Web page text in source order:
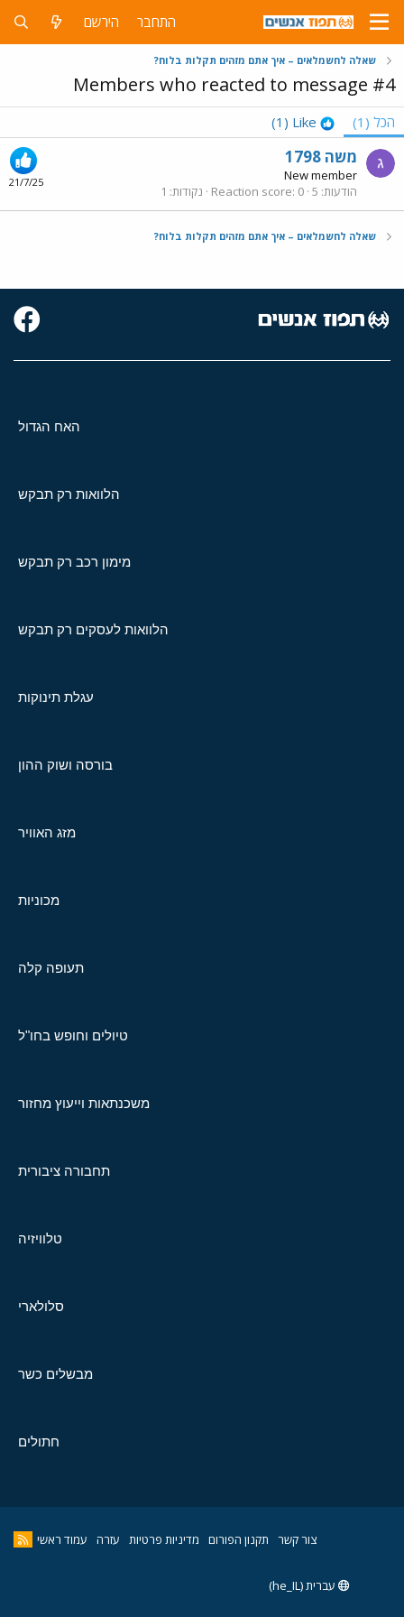
התחבר הירשם
שאלה לחשמלאים – איך אתם מזהים תקלות בלוח?
Members who reacted to message #4
הכל (1)
Like
(1)
21/7/25
משה 1798
New member
הודעות 5
Reaction score 0 נקודות 1
שאלה לחשמלאים – איך אתם מזהים תקלות בלוח?
האח הגדול
הלוואות רק תבקש
מימון רכב רק תבקש
הלוואות לעסקים רק תבקש
עגלת תינוקות
בורסה ושוק ההון
מזג האוויר
מכוניות
תעופה קלה
טיולים וחופש בחו"ל
משכנתאות וייעוץ מחזור
תחבורה ציבורית
טלוויזיה
סלולארי
מבשלים כשר
חתולים
צור קשר תקנון הפורום מדיניות פרטיות עזרה עמוד ראשי
עברית (he_IL)